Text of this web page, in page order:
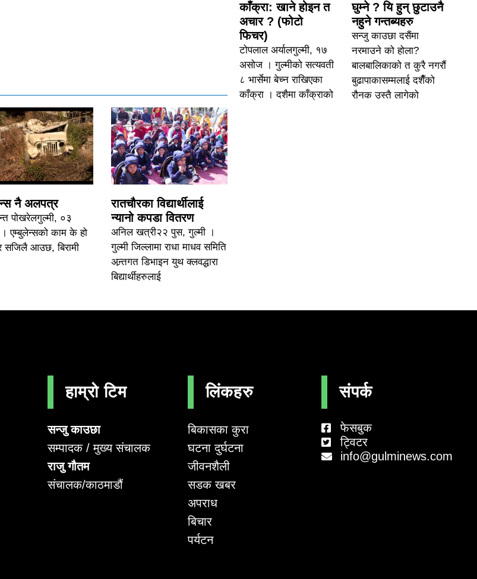
नै अलपत्र
पोखरेलगुल्मी, ०३
एम्बुलेन्सको काम के हो
सजिलै आउछ, बिरामी
रातचौरका विद्यार्थीलाई
न्यानो कपडा वितरण
अनिल खत्री२२ पुस, गुल्मी ।
गुल्मी जिल्लामा राधा माधव समिति
अन्र्तगत डिभाइन युथ क्लवद्धारा
बिद्यार्थीहरुलाई
काँक्रा: खाने होइन त
अचार ? (फोटो
फिचर)
टोपलाल अर्यालगुल्मी, १७
असोज । गुल्मीको सत्यवती
८ भार्सेमा बेच्न राखिएका
काँक्रा । दशैमा काँक्राको
घुम्ने ? यि हुन् छुटाउनै
नहुने गन्तब्यहरु
सन्जु काउछा दसैंमा
नरमाउने को होला?
बालबालिकाको त कुरै नगरौं
बुढापाकासम्मलाई दशैँको
रौनक उस्तै लागेको
हाम्रो टिम
सन्जु काउछा
सम्पादक / मुख्य संचालक
राजु गौतम
संचालक/काठमाडौं
लिंकहरु
बिकासका कुरा
घटना दुर्घटना
जीवनशैली
सडक खबर
अपराध
बिचार
पर्यटन
संपर्क
फेसबुक
ट्विटर
info@gulminews.com